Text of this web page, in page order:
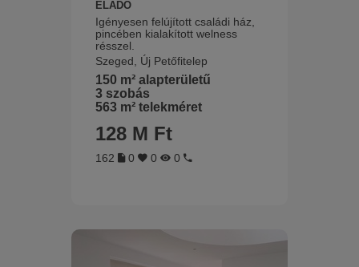
ELADÓ
Igényesen felújított családi ház,
pincében kialakított welness
résszel.
Szeged, Új Petőfitelep
150 m² alapterületű
3 szobás
563 m² telekméret
128 M Ft
162 0 0 0